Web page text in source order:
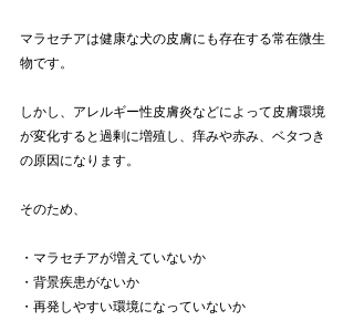
マラセチアは健康な犬の皮膚にも存在する常在微生
物です。
しかし、アレルギー性皮膚炎などによって皮膚環境
が変化すると過剰に増殖し、痒みや赤み、ベタつき
の原因になります。
そのため、
・マラセチアが増えていないか
・背景疾患がないか
・再発しやすい環境になっていないか